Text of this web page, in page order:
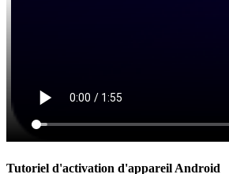
Tutoriel d'activation d'appareil Android